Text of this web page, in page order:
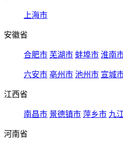
上海市
安徽省
合肥市 芜湖市 蚌埠市 淮南
六安市 亳州市 池州市 宣城
江西省
南昌市 景德镇市 萍乡市 九
河南省